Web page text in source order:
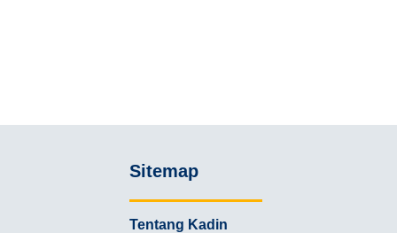
Sitemap
Tentang Kadin